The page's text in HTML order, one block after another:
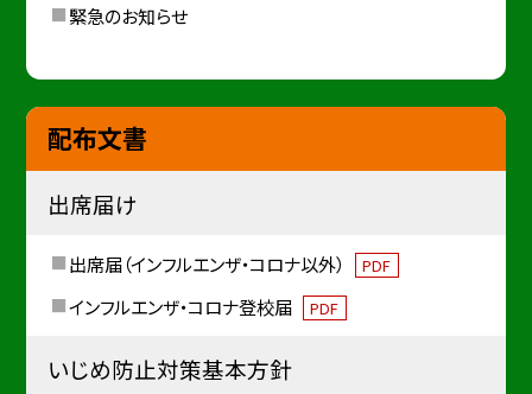
緊急のお知らせ
配布文書
出席届け
出席届（インフルエンザ・コロナ以外） PDF
インフルエンザ・コロナ登校届 PDF
いじめ防止対策基本方針